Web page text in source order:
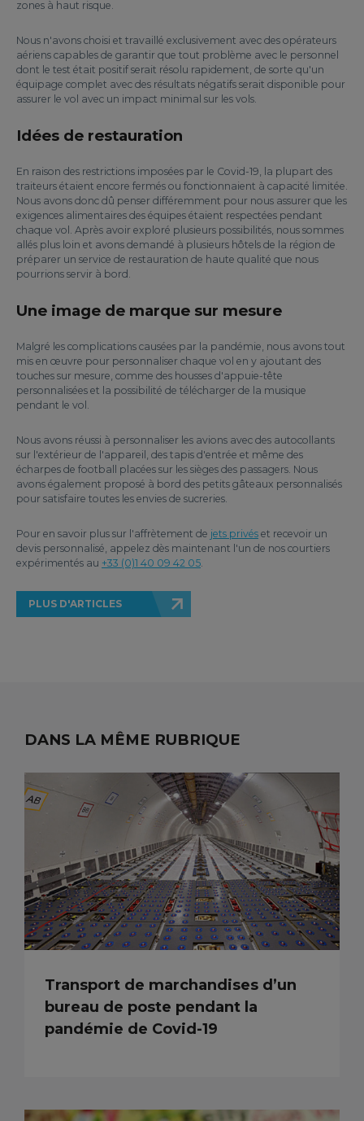
zones à haut risque.
Nous n'avons choisi et travaillé exclusivement avec des opérateurs
aériens capables de garantir que tout problème avec le personnel
dont le test était positif serait résolu rapidement, de sorte qu'un
équipage complet avec des résultats négatifs serait disponible pour
assurer le vol avec un impact minimal sur les vols.
Idées de restauration
En raison des restrictions imposées par le Covid-19, la plupart des
traiteurs étaient encore fermés ou fonctionnaient à capacité limitée.
Nous avons donc dû penser différemment pour nous assurer que les
exigences alimentaires des équipes étaient respectées pendant
chaque vol. Après avoir exploré plusieurs possibilités, nous sommes
allés plus loin et avons demandé à plusieurs hôtels de la région de
préparer un service de restauration de haute qualité que nous
pourrions servir à bord.
Une image de marque sur mesure
Malgré les complications causées par la pandémie, nous avons tout
mis en œuvre pour personnaliser chaque vol en y ajoutant des
touches sur mesure, comme des housses d'appuie-tête
personnalisées et la possibilité de télécharger de la musique
pendant le vol.
Nous avons réussi à personnaliser les avions avec des autocollants
sur l'extérieur de l'appareil, des tapis d'entrée et même des
écharpes de football placées sur les sièges des passagers. Nous
avons également proposé à bord des petits gâteaux personnalisés
pour satisfaire toutes les envies de sucreries.
Pour en savoir plus sur l'affrètement de jets privés et recevoir un
devis personnalisé, appelez dès maintenant l'un de nos courtiers
expérimentés au +33 (0)1 40 09 42 05.
PLUS D'ARTICLES
DANS LA MÊME RUBRIQUE
Transport de marchandises d’un
bureau de poste pendant la
pandémie de Covid-19